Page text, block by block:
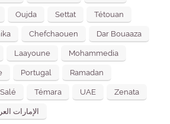
Oujda Settat Tétouan
Chefchaouen Dar Bouaaza
Laayoune Mohammedia
Portugal Ramadan
Salé Témara UAE Zenata
الإمارات